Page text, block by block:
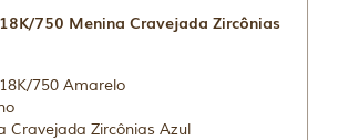
750 Menina Cravejada Zircônias
750 Amarelo
Cravejada Zircônias Azul